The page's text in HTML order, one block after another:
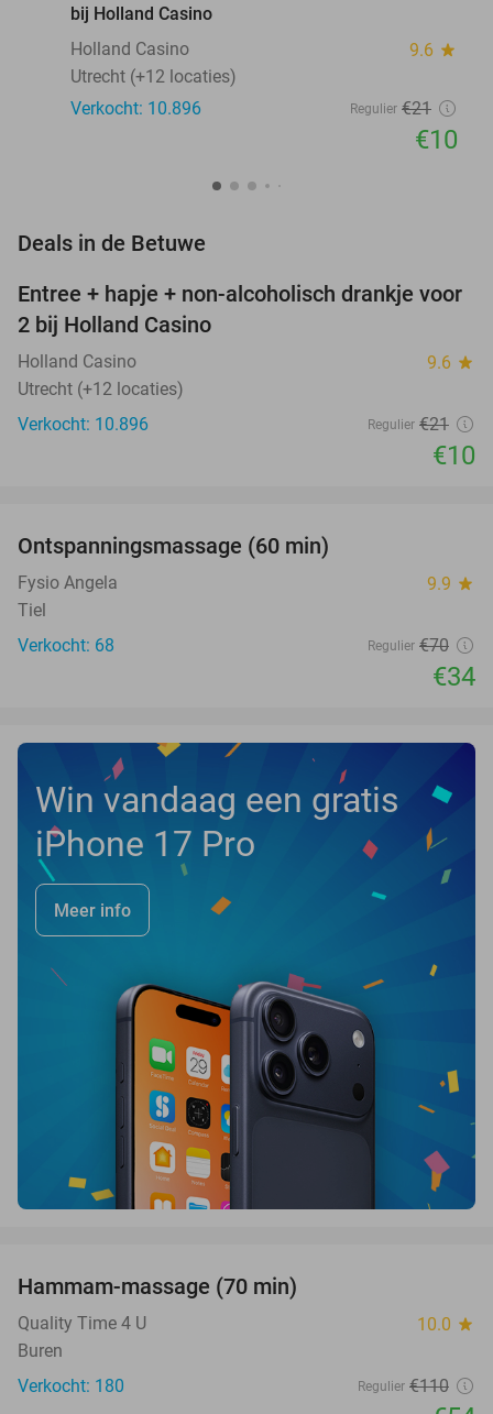
bij Holland Casino
Holland Casino
9.6 star
Utrecht (+12 locaties)
Verkocht: 10.896
Regulier €21
€10
Deals in de Betuwe
52%
Entree + hapje + non-alcoholisch drankje voor
2 bij Holland Casino
Holland Casino 9.6 star
Utrecht (+12 locaties)
Verkocht: 10.896
Regulier €21
€10
Ontspanningsmassage (60 min)
Fysio Angela 9.9 star
Tiel
Verkocht: 68
Regulier €70
€34
Win vandaag een gratis
iPhone 17 Pro
Meer info
OUT
Hammam-massage (70 min)
Quality Time 4 U 10.0 star
Buren
Verkocht: 180
Regulier €110